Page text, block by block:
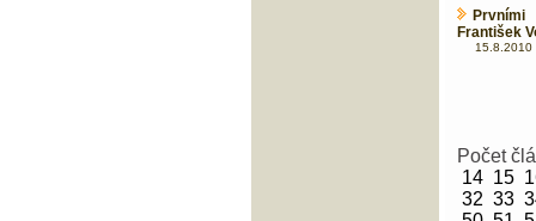
František
15.8.2010
Počet
14 15
32 33